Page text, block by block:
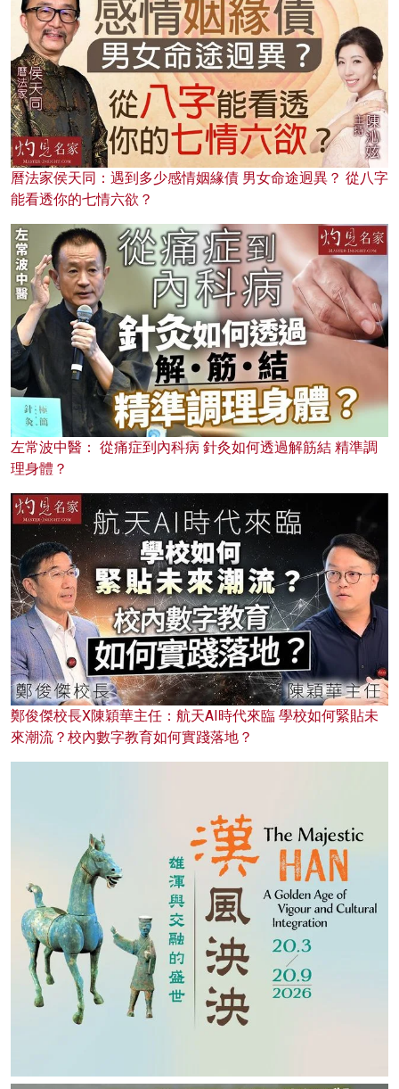
曆法家侯天同：遇到多少感情姻緣債 男女命途迥異？ 從八字
能看透你的七情六欲？
左常波中醫： 從痛症到內科病 針灸如何透過解筋結 精準調
理身體？
鄭俊傑校長X陳穎華主任：航天AI時代來臨 學校如何緊貼未
來潮流？校內數字教育如何實踐落地？